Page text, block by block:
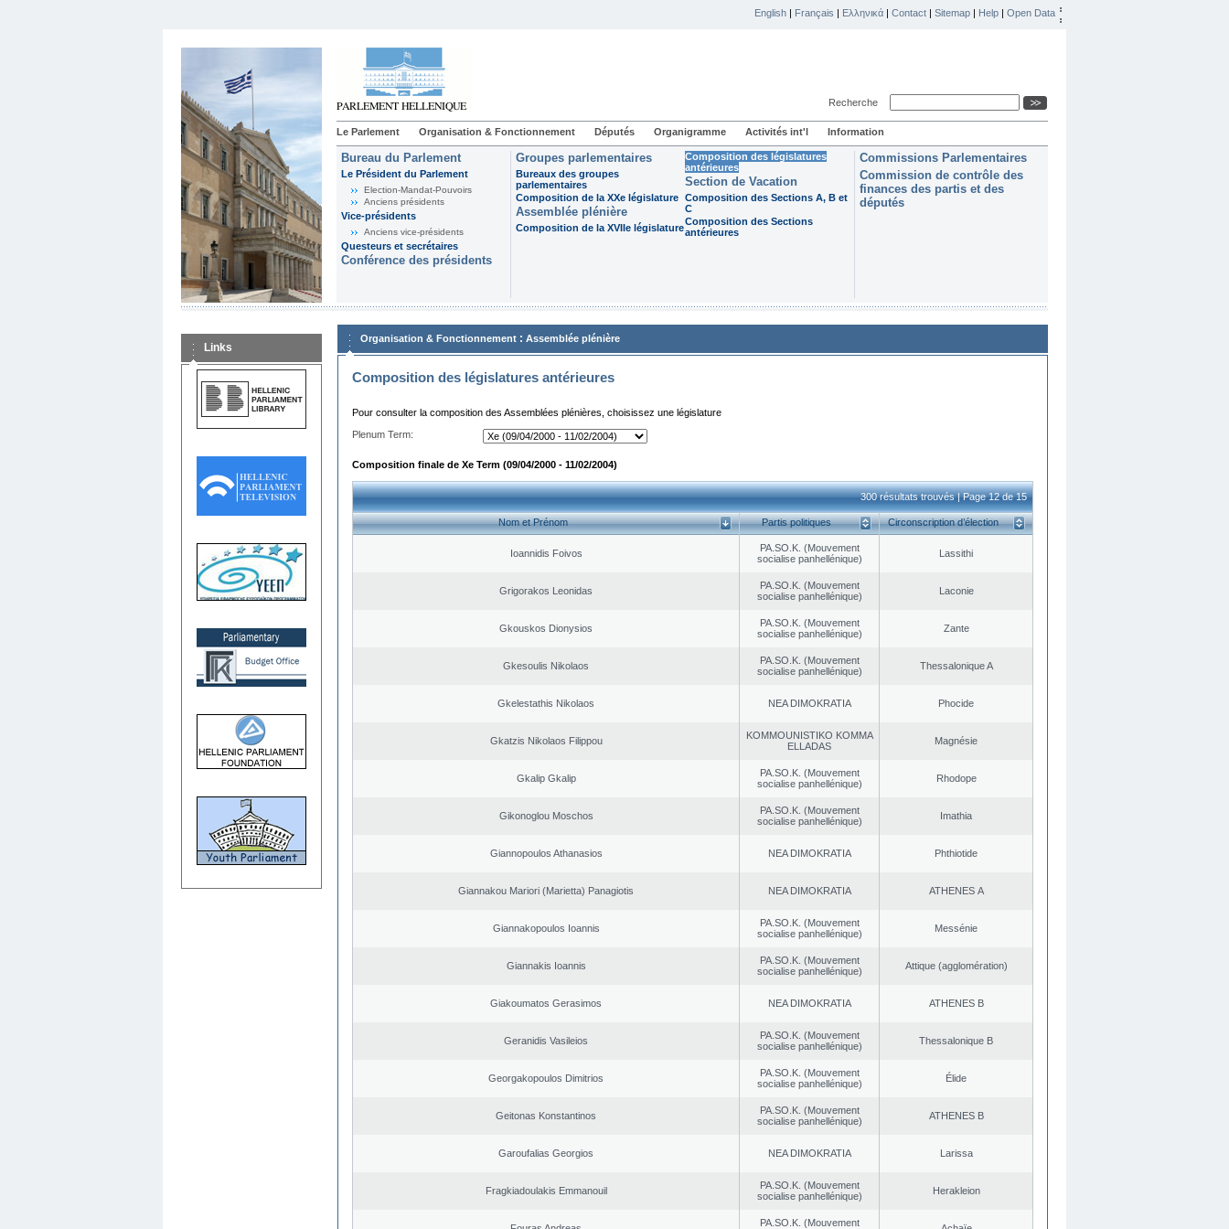
English | Français | Ελληνικά | Contact | Sitemap | Help | Open Data
Recherche
Le Parlement Organisation & Fonctionnement Députés Organigramme Activités int'l Information
Bureau du Parlement
Le Président du Parlement
Election-Mandat-Pouvoirs
Anciens présidents
Vice-présidents
Anciens vice-présidents
Questeurs et secrétaires
Conférence des présidents
Groupes parlementaires
Bureaux des groupes
parlementaires
Composition de la XXe législature
Assemblée plénière
Composition de la XVIIe législature
Composition des législatures
antérieures
Section de Vacation
Composition des Sections A, B et
C
Composition des Sections
antérieures
Commissions Parlementaires
Commission de contrôle des
finances des partis et des
députés
Links
Organisation & Fonctionnement : Assemblée plénière
Composition des législatures antérieures
Pour consulter la composition des Assemblées plénières, choisissez une législature
Plenum Term:
Composition finale de Xe Term (09/04/2000 - 11/02/2004)
300 résultats trouvés | Page 12 de 15
Nom et Prénom Partis politiques Circonscription d’élection
Ioannidis Foivos
PA.SO.K. (Mouvement
socialise panhellénique)
Lassithi
Grigorakos Leonidas
PA.SO.K. (Mouvement
socialise panhellénique)
Laconie
Gkouskos Dionysios
PA.SO.K. (Mouvement
socialise panhellénique)
Zante
Gkesoulis Nikolaos
PA.SO.K. (Mouvement
socialise panhellénique)
Thessalonique A
Gkelestathis Nikolaos NEA DΙMOKRATIA Phocide
Gkatzis Nikolaos Filippou
KOMMOUNISTIKO KOMMA
ELLADAS
Magnésie
Gkalip Gkalip
PA.SO.K. (Mouvement
socialise panhellénique)
Rhodope
Gikonoglou Moschos
PA.SO.K. (Mouvement
socialise panhellénique)
Imathia
Giannopoulos Athanasios NEA DΙMOKRATIA Phthiotide
Giannakou Mariori (Marietta) Panagiotis NEA DΙMOKRATIA ATHENES Α
Giannakopoulos Ioannis
PA.SO.K. (Mouvement
socialise panhellénique)
Messénie
Giannakis Ioannis
PA.SO.K. (Mouvement
socialise panhellénique)
Αttique (agglomération)
Giakoumatos Gerasimos NEA DΙMOKRATIA ATHENES Β
Geranidis Vasileios
PA.SO.K. (Mouvement
socialise panhellénique)
Thessalonique B
Georgakopoulos Dimitrios
PA.SO.K. (Mouvement
socialise panhellénique)
Élide
Geitonas Konstantinos
PA.SO.K. (Mouvement
socialise panhellénique)
ATHENES Β
Garoufalias Georgios NEA DΙMOKRATIA Larissa
Fragkiadoulakis Emmanouil
PA.SO.K. (Mouvement
socialise panhellénique)
Herakleion
PA.SO.K. (Mouvement